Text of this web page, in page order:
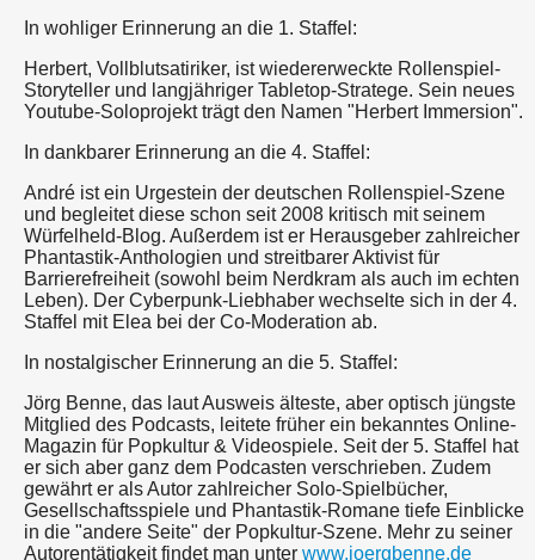
In wohliger Erinnerung an die 1. Staffel:
Herbert, Vollblutsatiriker, ist wiedererweckte Rollenspiel-
Storyteller und langjähriger Tabletop-Stratege. Sein neues
Youtube-Soloprojekt trägt den Namen "Herbert Immersion".
In dankbarer Erinnerung an die 4. Staffel:
André ist ein Urgestein der deutschen Rollenspiel-Szene
und begleitet diese schon seit 2008 kritisch mit seinem
Würfelheld-Blog. Außerdem ist er Herausgeber zahlreicher
Phantastik-Anthologien und streitbarer Aktivist für
Barrierefreiheit (sowohl beim Nerdkram als auch im echten
Leben). Der Cyberpunk-Liebhaber wechselte sich in der 4.
Staffel mit Elea bei der Co-Moderation ab.
In nostalgischer Erinnerung an die 5. Staffel:
Jörg Benne, das laut Ausweis älteste, aber optisch jüngste
Mitglied des Podcasts, leitete früher ein bekanntes Online-
Magazin für Popkultur & Videospiele. Seit der 5. Staffel hat
er sich aber ganz dem Podcasten verschrieben. Zudem
gewährt er als Autor zahlreicher Solo-Spielbücher,
Gesellschaftsspiele und Phantastik-Romane tiefe Einblicke
in die "andere Seite" der Popkultur-Szene. Mehr zu seiner
Autorentätigkeit findet man unter www.joergbenne.de